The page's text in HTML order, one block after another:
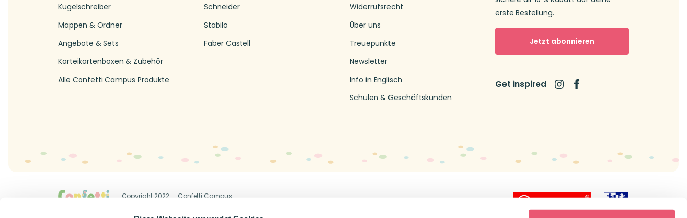
Kugelschreiber
Mappen & Ordner
Angebote & Sets
Karteikartenboxen & Zubehör
Alle Confetti Campus Produkte
Schneider
Stabilo
Faber Castell
Widerrufsrecht
Über uns
Treuepunkte
Newsletter
Info in Englisch
Schulen & Geschäftskunden
erste Bestellung.
Jetzt abonnieren
Get inspired
Copyright 2022 — Confetti Campus